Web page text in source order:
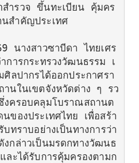
ำรวจ ขึ้นทะเบียน คุ้มคร
สำคัญประเทศ
นางสาวซาบีดา ไทยเศร
การกระทรวงวัฒนธรรม เ
ศิลปากรได้ออกประกาศรา
านในเขตจังหวัดต่าง ๆ รว
ครอบคลุมโบราณสถานต
ของประเทศไทย เพื่อสร้า
บทราบอย่างเป็นทางการว่า
กล่าวเป็นมรดกทางวัฒนธ
ละได้รับการคุ้มครองตามก